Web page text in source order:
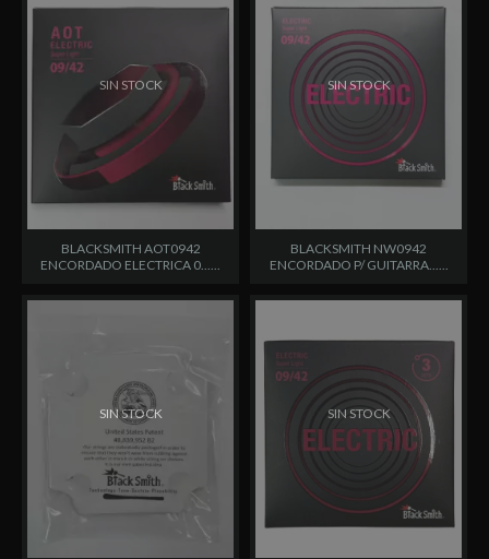
SIN STOCK
BLACKSMITH AOT0942
ENCORDADO ELECTRICA 0......
SIN STOCK
BLACKSMITH NW0942
ENCORDADO P/ GUITARRA......
SIN STOCK SIN STOCK